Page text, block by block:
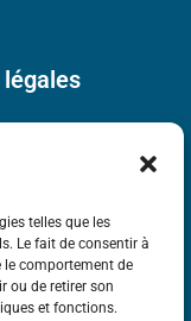
telles que les
Le fait de consentir à
le comportement de
ou de retirer son
et fonctions.